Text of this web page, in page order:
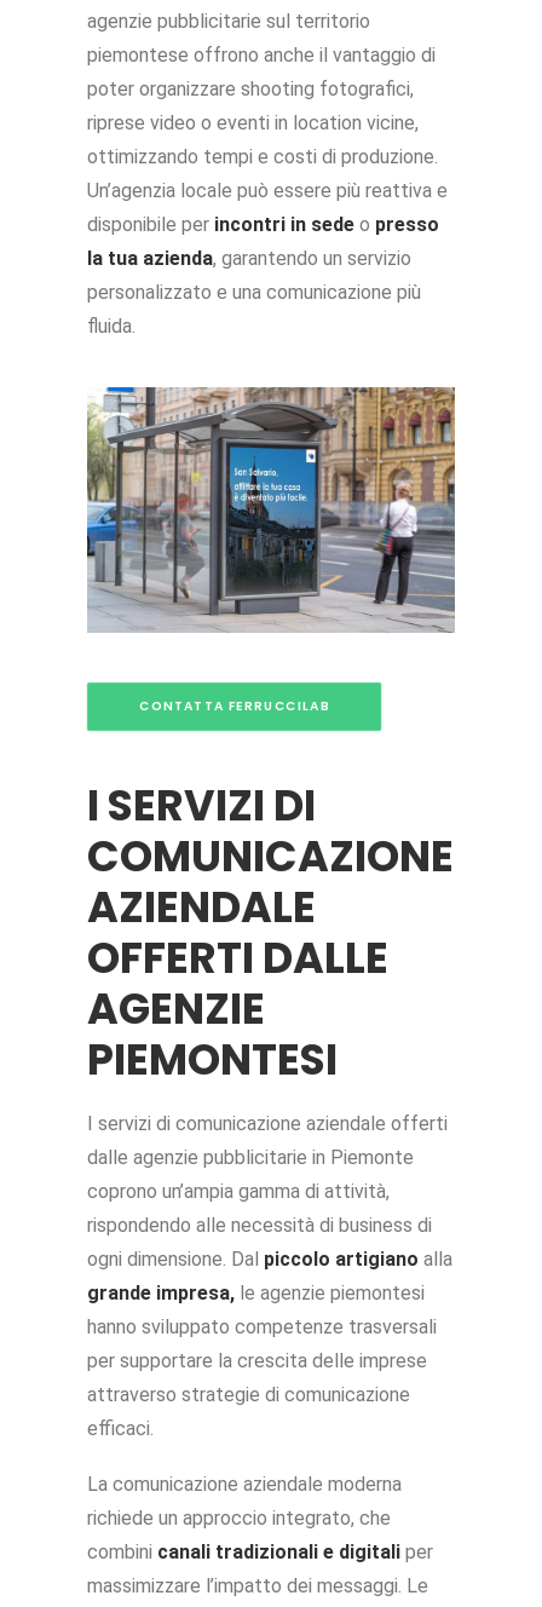
agenzie pubblicitarie sul territorio
piemontese offrono anche il vantaggio di
poter organizzare shooting fotografici,
riprese video o eventi in location vicine,
ottimizzando tempi e costi di produzione.
Un’agenzia locale può essere più reattiva e
disponibile per incontri in sede o presso
la tua azienda, garantendo un servizio
personalizzato e una comunicazione più
fluida.
CONTATTA FERRUCCILAB
I SERVIZI DI
COMUNICAZIONE
AZIENDALE
OFFERTI DALLE
AGENZIE
PIEMONTESI
I servizi di comunicazione aziendale offerti
dalle agenzie pubblicitarie in Piemonte
coprono un’ampia gamma di attività,
rispondendo alle necessità di business di
ogni dimensione. Dal piccolo artigiano alla
grande impresa, le agenzie piemontesi
hanno sviluppato competenze trasversali
per supportare la crescita delle imprese
attraverso strategie di comunicazione
efficaci.
La comunicazione aziendale moderna
richiede un approccio integrato, che
combini canali tradizionali e digitali per
massimizzare l’impatto dei messaggi. Le